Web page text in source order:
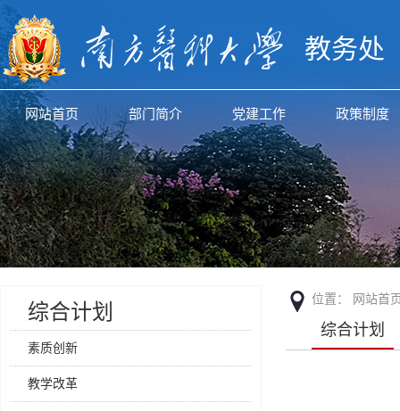
教务处
网站首页 部门简介 党建工作 政策制度
综合计划
素质创新
教学改革
位置： 网站首
综合计划